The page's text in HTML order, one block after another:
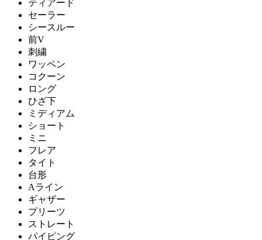
ティアード
セーラー
シースルー
前V
刺繍
ワッペン
コクーン
ロング
ひざ下
ミディアム
ショート
ミニ
フレア
タイト
台形
Aライン
ギャザー
プリーツ
ストレート
パイピング